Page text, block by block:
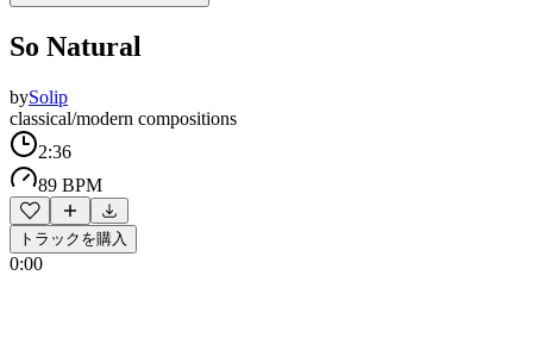
So Natural
bySolip
classical/modern compositions
2:36
89 BPM
トラックを購入
0:00